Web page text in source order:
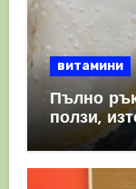
витамини
Пълно
ползи,
имунната